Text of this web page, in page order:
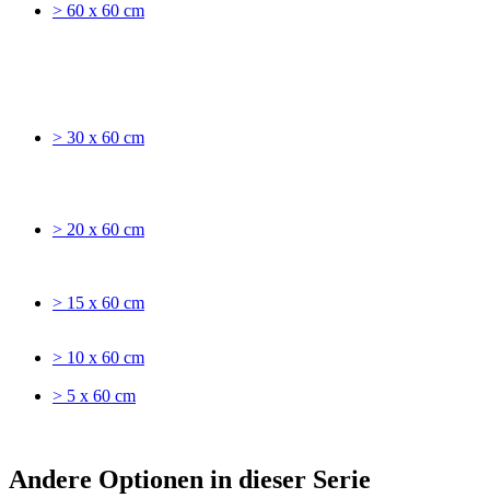
> 60 x 60 cm
> 30 x 60 cm
> 20 x 60 cm
> 15 x 60 cm
> 10 x 60 cm
> 5 x 60 cm
Andere Optionen in dieser Serie